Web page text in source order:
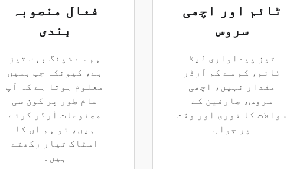
ٹائم اور اچھی
سروس
تیز پیداواری لیڈ
ٹائم، کم سے کم آرڈر
مقدار نہیں، اچھی
سروس، صارفین کے
سوالات کا فوری اور وقت
پر جواب
فعال منصوبہ
بندی
ہم سے شپنگ بہت تیز
ہے، کیونکہ جب ہمیں
معلوم ہوتا ہے کہ آپ
عام طور پر کون سی
مصنوعات آرڈر کرتے
ہیں، تو ہم ان کا
اسٹاک تیار رکھتے
ہیں۔